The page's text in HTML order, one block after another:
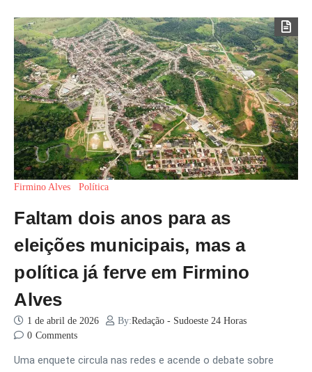
Firmino Alves Política
Faltam dois anos para as
eleições municipais, mas a
política já ferve em Firmino
Alves
1 de abril de 2026 By:Redação - Sudoeste 24 Horas
0 Comments
Uma enquete circula nas redes e acende o debate sobre